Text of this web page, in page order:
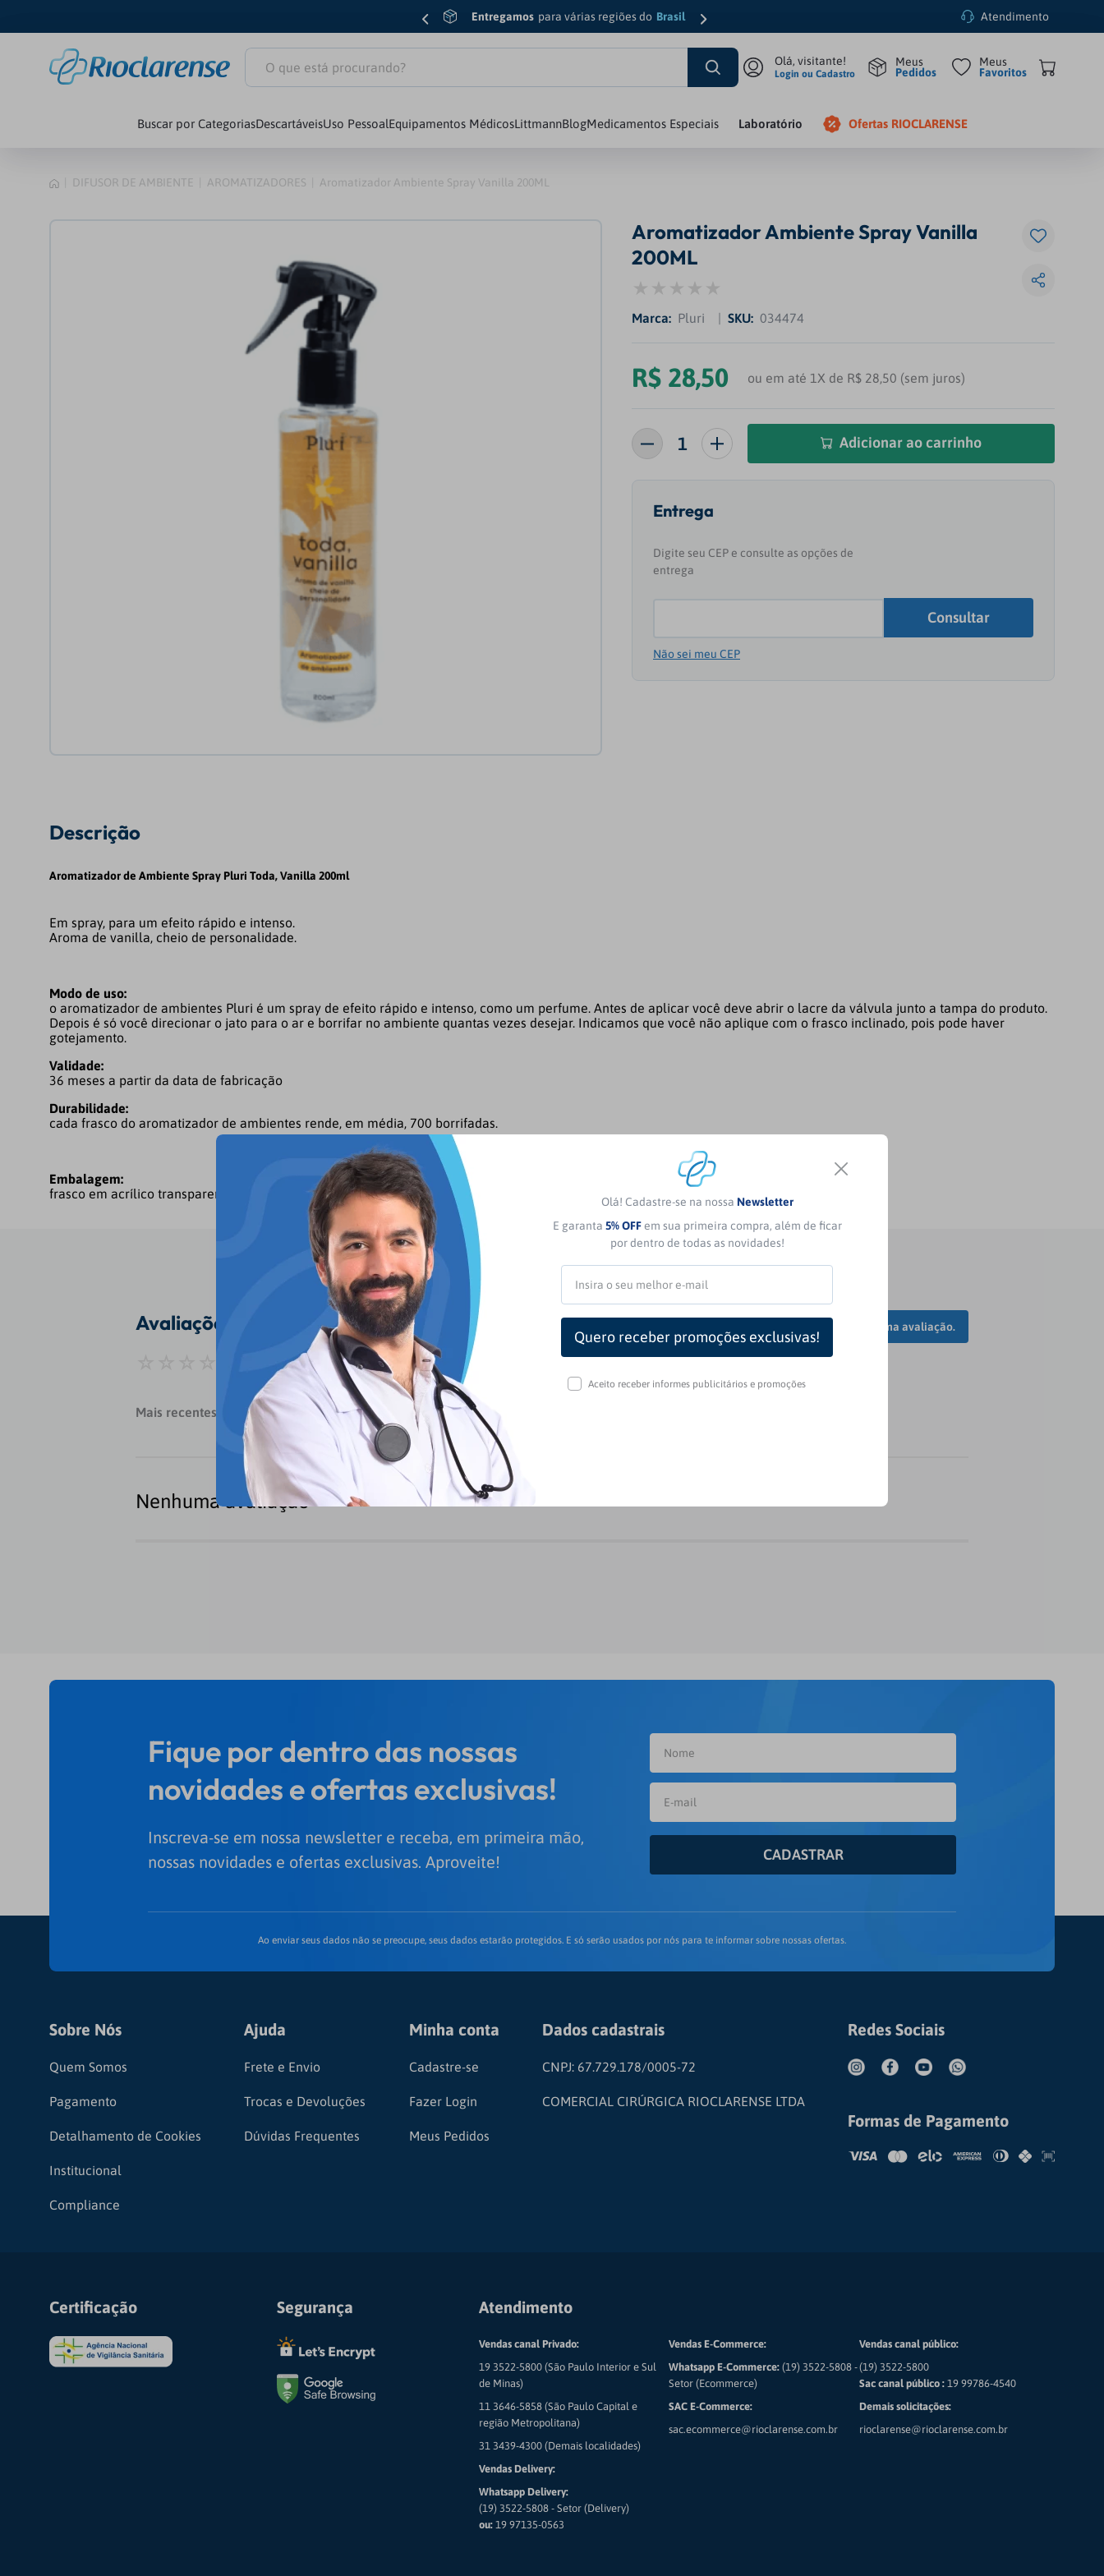
Entregamos para várias regiões do Brasil Atendimento
O que está procurando?
Login ou Cadastro Pedidos Favoritos
Buscar por CategoriasDescartáveisUso PessoalEquipamentos MédicosLittmannBlogMedicamentos Especiais Laboratório Ofertas RIOCLARENSE
Olá! Cadastre-se na nossa Newsletter
E garanta 5% OFFem sua primeira compra, além de ficar
por dentro de todas as novidades!
Aceito receber informes publicitários e promoções
DIFUSOR DE AMBIENTE AROMATIZADORES Aromatizador Ambiente Spray Vanilla 200ML
Aromatizador Ambiente Spray Vanilla
200ML
Pluri SKU: 034474
R$ 28,50 ou em até 1X de R$ 28,50 (sem juros)
Adicionar ao carrinho
Não sei meu CEP
Descrição
Aromatizador de Ambiente Spray Pluri Toda, Vanilla 200ml
Em spray, para um efeito rápido e intenso.
Aroma de vanilla, cheio de personalidade.
Modo de uso:
o aromatizador de ambientes Pluri é um spray de efeito rápido e intenso, como um perfume. Antes de aplicar você deve abrir o lacre da válvula junto a tampa do produto.
Depois é só você direcionar o jato para o ar e borrifar no ambiente quantas vezes desejar. Indicamos que você não aplique com o frasco inclinado, pois pode haver
gotejamento.
Validade:
36 meses a partir da data de fabricação
Durabilidade:
cada frasco do aromatizador de ambientes rende, em média, 700 borrifadas.
Embalagem:
frasco em acrílico transparente 200ml.
Avaliações
Classificação média: 0 (0 avaliações)
Faça login para escrever uma avaliação.
Mais recentes Todos
Nenhuma avaliação
Fique por dentro das nossas
novidades e ofertas exclusivas!
Inscreva-se em nossa newsletter e receba, em primeira mão,
nossas novidades e ofertas exclusivas. Aproveite!
CADASTRAR
Ao enviar seus dados não se preocupe, seus dados estarão protegidos. E só serão usados por nós para te informar sobre nossas ofertas.
Sobre Nós
Quem Somos
Pagamento
Detalhamento de Cookies
Institucional
Compliance
Ajuda
Frete e Envio
Trocas e Devoluções
Dúvidas Frequentes
Minha conta
Cadastre-se
Fazer Login
Meus Pedidos
Dados cadastrais
CNPJ: 67.729.178/0005-72
COMERCIAL CIRÚRGICA RIOCLARENSE LTDA
Redes Sociais
Formas de Pagamento
Certificação Segurança Atendimento
Vendas canal Privado:
19 3522-5800 (São Paulo Interior e Sul
de Minas)
11 3646-5858 (São Paulo Capital e
região Metropolitana)
31 3439-4300 (Demais localidades)
Vendas Delivery:
Whatsapp Delivery:
(19) 3522-5808 - Setor (Delivery)
ou: 19 97135-0563
Vendas E-Commerce:
Whatsapp E-Commerce: (19) 3522-5808 -
Setor (Ecommerce)
SAC E-Commerce:
sac.ecommerce@rioclarense.com.br
Vendas canal público:
(19) 3522-5800
Sac canal público :19 99786-4540
Demais solicitações:
rioclarense@rioclarense.com.br
2º Littmann
4º Littmann Cardiology Iv
5º Seringa
7º Luva